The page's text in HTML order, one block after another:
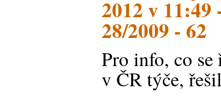
2012 v 11:49
28/2009 - 62
Pro info, co se
v ČR týče,